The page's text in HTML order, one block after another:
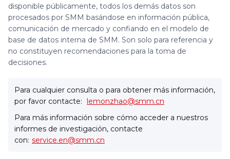
disponible públicamente, todos los demás datos son
procesados por SMM basándose en información pública,
comunicación de mercado y confiando en el modelo de
base de datos interna de SMM. Son solo para referencia y
no constituyen recomendaciones para la toma de
decisiones.
Para cualquier consulta o para obtener más información,
por favor contacte: lemonzhao@smm.cn
Para más información sobre cómo acceder a nuestros
informes de investigación, contacte
con: service.en@smm.cn